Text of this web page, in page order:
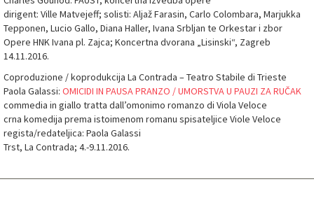
dirigent: Ville Matvejeff; solisti: Aljaž Farasin, Carlo Colombara, Marjukka
Tepponen, Lucio Gallo, Diana Haller, Ivana Srbljan te Orkestar i zbor
Opere HNK Ivana pl. Zajca; Koncertna dvorana „Lisinski“, Zagreb
14.11.2016.
Coproduzione / koprodukcija La Contrada – Teatro Stabile di Trieste
Paola Galassi: OMICIDI IN PAUSA PRANZO / UMORSTVA U PAUZI ZA RUČAK
commedia in giallo tratta dall’omonimo romanzo di Viola Veloce
crna komedija prema istoimenom romanu spisateljice Viole Veloce
regista/redateljica: Paola Galassi
Trst, La Contrada; 4.-9.11.2016.